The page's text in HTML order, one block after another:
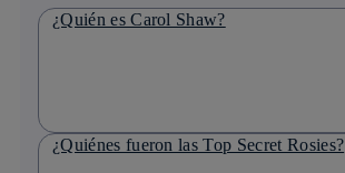
¿Quién es Carol Shaw?
¿Quiénes fueron las Top Secret Rosies?